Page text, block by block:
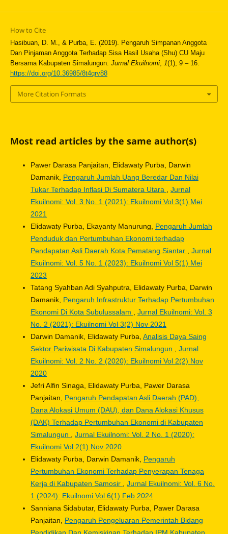
How to Cite
Hasibuan, D. M., & Purba, E. (2019). Pengaruh Simpanan Anggota
Dan Pinjaman Anggota Terhadap Sisa Hasil Usaha (Shu) CU Maju
Bersama Kabupaten Simalungun. Jurnal Ekuilnomi, 1(1), 9 – 16.
https://doi.org/10.36985/8t4qrv88
More Citation Formats
Most read articles by the same author(s)
Pawer Darasa Panjaitan, Elidawaty Purba, Darwin
Damanik, Pengaruh Jumlah Uang Beredar Dan Nilai
Tukar Terhadap Inflasi Di Sumatera Utara , Jurnal
Ekuilnomi: Vol. 3 No. 1 (2021): Ekuilnomi Vol 3(1) Mei
2021
Elidawaty Purba, Ekayanty Manurung, Pengaruh Jumlah
Penduduk dan Pertumbuhan Ekonomi terhadap
Pendapatan Asli Daerah Kota Pematang Siantar , Jurnal
Ekuilnomi: Vol. 5 No. 1 (2023): Ekuilnomi Vol 5(1) Mei
2023
Tatang Syahban Adi Syahputra, Elidawaty Purba, Darwin
Damanik, Pengaruh Infrastruktur Terhadap Pertumbuhan
Ekonomi Di Kota Subulussalam , Jurnal Ekuilnomi: Vol. 3
No. 2 (2021): Ekuilnomi Vol 3(2) Nov 2021
Darwin Damanik, Elidawaty Purba, Analisis Daya Saing
Sektor Pariwisata Di Kabupaten Simalungun , Jurnal
Ekuilnomi: Vol. 2 No. 2 (2020): Ekuilnomi Vol 2(2) Nov
2020
Jefri Alfin Sinaga, Elidawaty Purba, Pawer Darasa
Panjaitan, Pengaruh Pendapatan Asli Daerah (PAD),
Dana Alokasi Umum (DAU), dan Dana Alokasi Khusus
(DAK) Terhadap Pertumbuhan Ekonomi di Kabupaten
Simalungun , Jurnal Ekuilnomi: Vol. 2 No. 1 (2020):
Ekuilnomi Vol 2(1) Nov 2020
Elidawaty Purba, Darwin Damanik, Pengaruh
Pertumbuhan Ekonomi Terhadap Penyerapan Tenaga
Kerja di Kabupaten Samosir , Jurnal Ekuilnomi: Vol. 6 No.
1 (2024): Ekuilnomi Vol 6(1) Feb 2024
Sanniana Sidabutar, Elidawaty Purba, Pawer Darasa
Panjaitan, Pengaruh Pengeluaran Pemerintah Bidang